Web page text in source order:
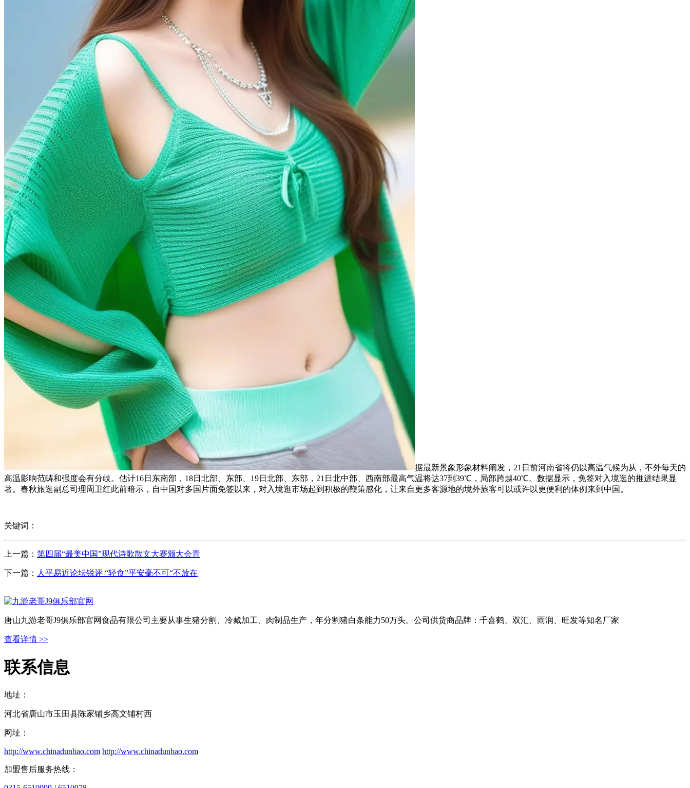
据最新景象形象材料阐发，21日前河南省将仍以高温气候为从，不外每天的
高温影响范畴和强度会有分歧。估计16日东南部，18日北部、东部、19日北部、东部，21日北中部、西南部最高气温将达37到39℃，局部跨越40℃。数据显示，免签对入境逛的推进结果显
著。春秋旅逛副总司理周卫红此前暗示，自中国对多国片面免签以来，对入境逛市场起到积极的鞭策感化，让来自更多客源地的境外旅客可以或许以更便利的体例来到中国。
关键词：
上一篇： 第四届“最美中国”现代诗歌散文大赛颁大会青
下一篇： 人平易近论坛锐评 “轻食”平安毫不可“不放在
唐山九游老哥J9俱乐部官网食品有限公司主要从事生猪分割、冷藏加工、肉制品生产，年分割猪白条能力50万头。公司供货商品牌：千喜鹤、双汇、雨润、旺发等知名厂家
查看详情 >>
联系信息
地址：
河北省唐山市玉田县陈家铺乡高文铺村西
网址：
http://www.chinadunbao.com http://www.chinadunbao.com
加盟售后服务热线：